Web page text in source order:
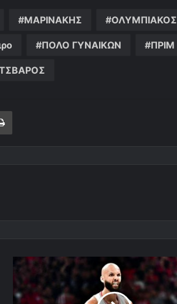
ΜΑΡΙΝΑΚΗΣ ΟΛΥΜΠΙΑΚΟΣ
ΠΟΛΟ ΓΥΝΑΙΚΩΝ ΠΡΙΜ
ηλεκτρονικού ταχυδρομείου
Εκτύπωση
Μπήκε
πάνθεον
ο